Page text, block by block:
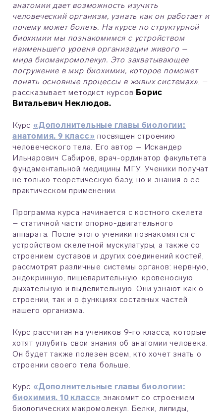
анатомии дает возможность изучить
человеческий организм, узнать как он работает и
почему может болеть. На курсе по структурной
биохимии мы познакомимся с устройством
наименьшего уровня организации живого –
мира биомакромолекул. Это захватывающее
погружение в мир биохимии, которое поможет
понять основные процессы в живых системах», –
рассказывает методист курсов Борис
Витальевич Неклюдов.
Курс «Дополнительные главы биологии:
анатомия. 9 класс» посвящен строению
человеческого тела. Его автор – Искандер
Ильнарович Сабиров, врач-ординатор факультета
фундаментальной медицины МГУ. Ученики получат
не только теоретическую базу, но и знания о ее
практическом применении.
Программа курса начинается с костного скелета
– статичной части опорно-двигательного
аппарата. После этого ученики познакомятся с
устройством скелетной мускулатуры, а также со
строением суставов и других соединений костей,
рассмотрят различные системы органов: нервную,
эндокринную, пищеварительную, кровеносную,
дыхательную и выделительную. Они узнают как о
строении, так и о функциях составных частей
нашего организма.
Курс рассчитан на учеников 9-го класса, которые
хотят углубить свои знания об анатомии человека.
Он будет также полезен всем, кто хочет знать о
строении своего тела больше.
Курс «Дополнительные главы биологии:
биохимия. 10 класс» знакомит со строением
биологических макромолекул. Белки, липиды,